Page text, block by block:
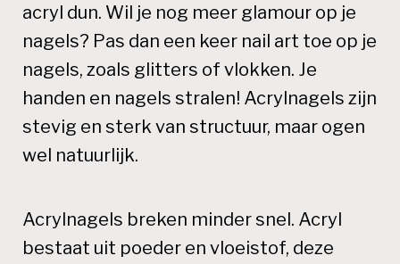
acryl dun. Wil je nog meer glamour op je
nagels? Pas dan een keer nail art toe op je
nagels, zoals glitters of vlokken. Je
handen en nagels stralen! Acrylnagels zijn
stevig en sterk van structuur, maar ogen
wel natuurlijk.
Acrylnagels breken minder snel. Acryl
bestaat uit poeder en vloeistof, deze